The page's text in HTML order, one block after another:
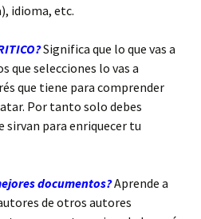
idioma, etc.
Significa que lo que vas a
que selecciones lo vas a
que tiene para comprender
Por tanto solo debes
sirvan para enriquecer tu
documentos?Aprende a
de otros autores